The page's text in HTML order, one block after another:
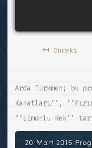
↤Önceki
Arda Türkmen; bu
Kanatları’’,
‘‘Limonlu Kek’’
20 Mart 2016